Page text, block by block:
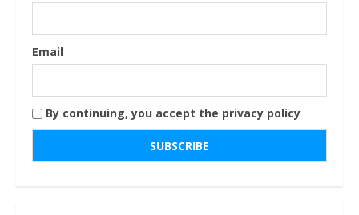
Email
By continuing, you accept the privacy policy